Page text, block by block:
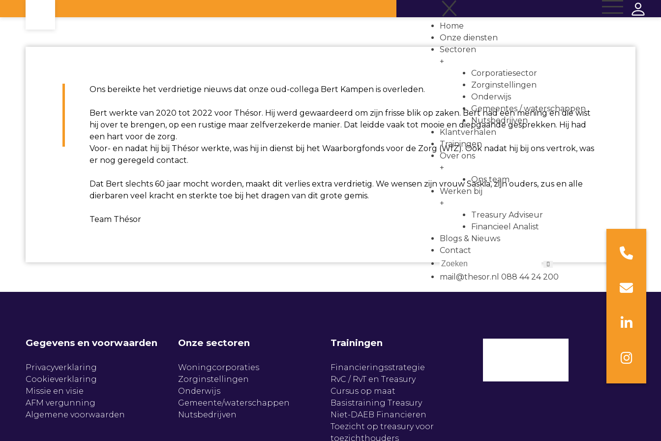
Home
Onze diensten
Sectoren
+
Corporatiesector
Zorginstellingen
Onderwijs
Gemeentes / waterschappen
Nutsbedrijven
Klantverhalen
Trainingen
Over ons
+
Ons team
Werken bij
+
Treasury Adviseur
Financieel Analist
Blogs & Nieuws
Contact
mail@thesor.nl 088 44 24 200
Ons bereikte het verdrietige nieuws dat onze oud-collega Bert Kampen is overleden.
Bert werkte van 2020 tot 2022 voor Thésor. Hij werd gewaardeerd om zijn frisse blik op zaken. Bert had een mening en die wist
hij over te brengen, op een rustige maar zelfverzekerde manier. Dat leidde vaak tot mooie en diepgaande gesprekken. Hij had
een hart voor de zorg.
Voor- en nadat hij bij Thésor werkte, was hij in dienst bij het Waarborgfonds voor de Zorg (WfZ). Ook nadat hij bij ons vertrok, was
er nog geregeld contact.
Dat Bert slechts 60 jaar mocht worden, maakt dit verlies extra verdrietig. We wensen zijn vrouw Saskia, zijn ouders, zus en alle
dierbaren veel kracht en sterkte toe bij het dragen van dit grote gemis.
Team Thésor
Gegevens en voorwaarden
Privacyverklaring
Cookieverklaring
Missie en visie
AFM vergunning
Algemene voorwaarden
Onze sectoren
Woningcorporaties
Zorginstellingen
Onderwijs
Gemeente/waterschappen
Nutsbedrijven
Trainingen
Financieringsstrategie
RvC / RvT en Treasury
Cursus op maat
Basistraining Treasury
Niet-DAEB Financieren
Toezicht op treasury voor
toezichthouders